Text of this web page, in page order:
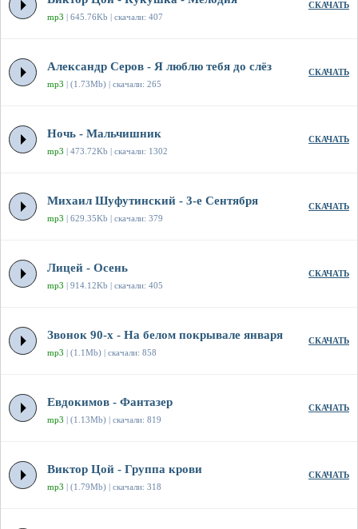
mp3 | 645.76Kb | скачали: 407
СКАЧАТЬ
Александр Серов - Я люблю тебя до слёз
mp3 | (1.73Mb) | скачали: 265
СКАЧАТЬ
Ночь - Мальчишник
mp3 | 473.72Kb | скачали: 1302
СКАЧАТЬ
Михаил Шуфутинский - 3-е Сентября
mp3 | 629.35Kb | скачали: 379
СКАЧАТЬ
Лицей - Осень
mp3 | 914.12Kb | скачали: 405
СКАЧАТЬ
Звонок 90-х - На белом покрывале января
mp3 | (1.1Mb) | скачали: 858
СКАЧАТЬ
Евдокимов - Фантазер
mp3 | (1.13Mb) | скачали: 819
СКАЧАТЬ
Виктор Цой - Группа крови
mp3 | (1.79Mb) | скачали: 318
СКАЧАТЬ